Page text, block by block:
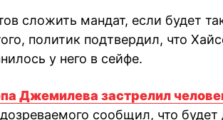
сложить мандат, если будет
политик подтвердил, что
у него в сейфе.
Джемилева застрелил
сообщил, что будет